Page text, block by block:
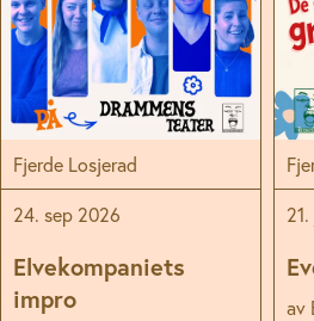
Fjerde Losjerad
24. sep 2026
Elvekompaniets
impro
av